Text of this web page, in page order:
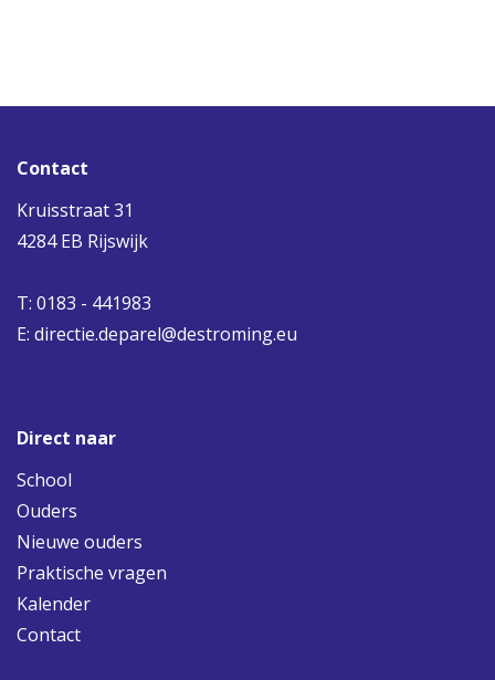
Contact
Kruisstraat 31
4284 EB Rijswijk
T: 0183 - 441983
E: directie.deparel@destroming.eu
Direct naar
School
Ouders
Nieuwe ouders
Praktische vragen
Kalender
Contact